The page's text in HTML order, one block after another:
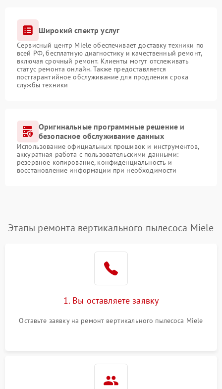
Широкий спектр услуг
Сервисный центр Miele обеспечивает доставку техники по
всей РФ, бесплатную диагностику и качественный ремонт,
включая срочный ремонт. Клиенты могут отслеживать
статус ремонта онлайн. Также предоставляется
постгарантийное обслуживание для продления срока
службы техники
Оригинальные программные решение и
безопасное обслуживание данных
Использование официальных прошивок и инструментов,
аккуратная работа с пользовательскими данными:
резервное копирование, конфиденциальность и
восстановление информации при необходимости
Этапы ремонта вертикального пылесоса Miele
1. Вы оставляете заявку
Оставьте заявку на ремонт вертикального пылесоса Miele